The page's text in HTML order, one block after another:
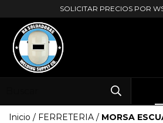
SOLICITAR PRECIOS POR
Inicio / FERRETERIA / MORSA